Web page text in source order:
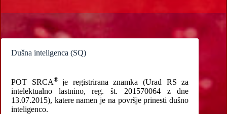
Dušna inteligenca (SQ)
POT SRCA®je registrirana znamka (Urad RS za
intelektualno lastnino, reg. št. 201570064 z dne
13.07.2015), katere namen je na površje prinesti dušno
inteligenco.